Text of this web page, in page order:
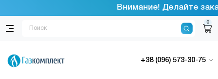
Внимание! Делайте
0
+38 (096) 573-30-75